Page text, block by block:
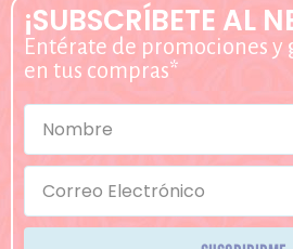
¡SUBSCRÍBETE AL
Entérate de promociones y
en tus compras*